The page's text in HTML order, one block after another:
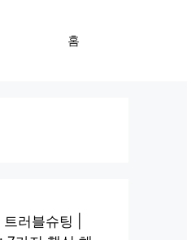
홈
러블슈팅 |